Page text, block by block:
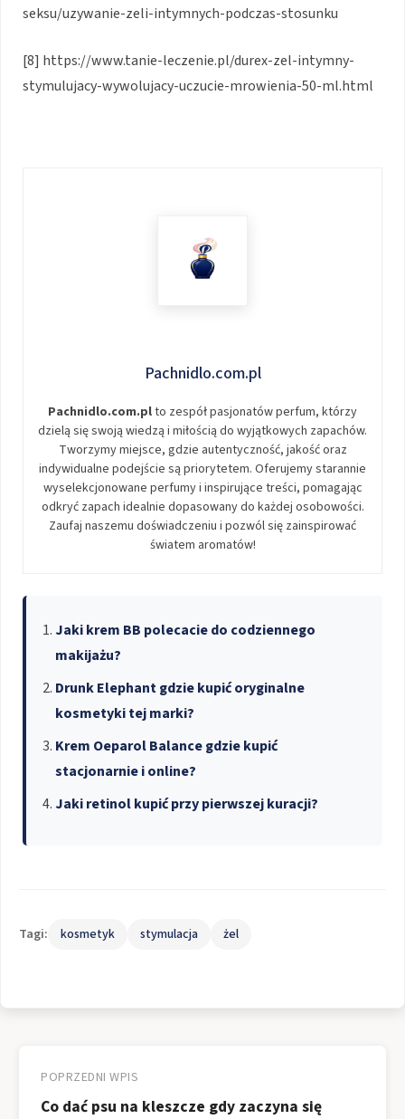
seksu/uzywanie-zeli-intymnych-podczas-stosunku
[8] https://www.tanie-leczenie.pl/durex-zel-intymny-
stymulujacy-wywolujacy-uczucie-mrowienia-50-ml.html
Pachnidlo.com.pl
Pachnidlo.com.plto zespół pasjonatów perfum, którzy
dzielą się swoją wiedzą i miłością do wyjątkowych zapachów.
Tworzymy miejsce, gdzie autentyczność, jakość oraz
indywidualne podejście są priorytetem. Oferujemy starannie
wyselekcjonowane perfumy i inspirujące treści, pomagając
odkryć zapach idealnie dopasowany do każdej osobowości.
Zaufaj naszemu doświadczeniu i pozwól się zainspirować
światem aromatów!
Jaki krem BB polecacie do codziennego
makijażu?
Drunk Elephant gdzie kupić oryginalne
kosmetyki tej marki?
Krem Oeparol Balance gdzie kupić
stacjonarnie i online?
Jaki retinol kupić przy pierwszej kuracji?
Tagi: kosmetyk stymulacja żel
wpisu
POPRZEDNI WPIS
Co dać psu na kleszcze gdy zaczyna się